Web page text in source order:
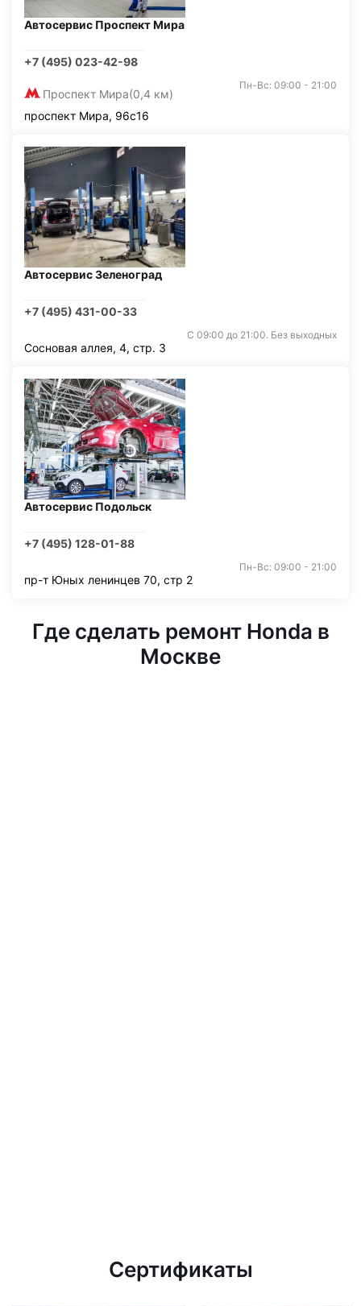
Автосервис Проспект Мира
+7 (495) 023-42-98
Проспект Мира(0,4 км)
Пн-Вс: 09:00 - 21:00
проспект Мира, 96с16
Автосервис Зеленоград
+7 (495) 431-00-33
С 09:00 до 21:00. Без выходных
Сосновая аллея, 4, стр. 3
Автосервис Подольск
+7 (495) 128-01-88
Пн-Вс: 09:00 - 21:00
пр-т Юных ленинцев 70, стр 2
Где сделать ремонт Honda в
Москве
Сертификаты